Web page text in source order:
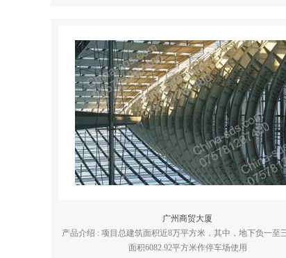
广州商贸大厦
产品介绍 : 项目总建筑面积近8万平方米，其中，地下负一至
面积6082.92平方米作停车场使用